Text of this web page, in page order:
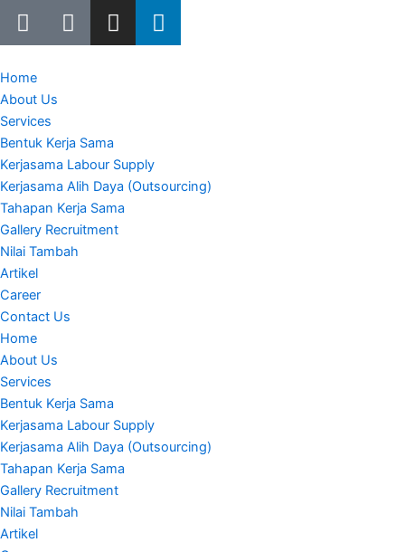
W
h
t
s
a
p
p
E
n
p
e
I
n
r
a
m
L
i
Home
About Us
Services
Bentuk Kerja Sama
Kerjasama Labour Supply
Kerjasama Alih Daya (Outsourcing)
Tahapan Kerja Sama
Gallery Recruitment
Nilai Tambah
Artikel
Career
Contact Us
Home
About Us
Services
Bentuk Kerja Sama
Kerjasama Labour Supply
Kerjasama Alih Daya (Outsourcing)
Tahapan Kerja Sama
Gallery Recruitment
Nilai Tambah
Artikel